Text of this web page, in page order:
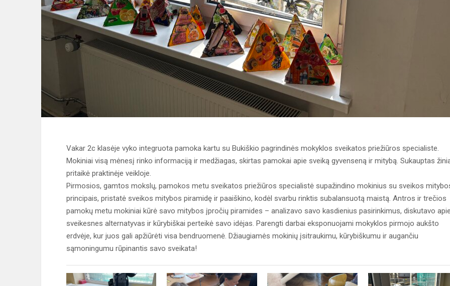
Vakar 2c klasėje vyko integruota pamoka kartu su Bukiškio pagrindinės mokyklos sveikatos priežiūros specialiste.
Mokiniai visą mėnesį rinko informaciją ir medžiagas, skirtas pamokai apie sveiką gyvenseną ir mitybą. Sukauptas
pritaikė praktinėje veikloje.
Pirmosios, gamtos mokslų, pamokos metu sveikatos priežiūros specialistė supažindino mokinius su sveikos
principais, pristatė sveikos mitybos piramidę ir paaiškino, kodėl svarbu rinktis subalansuotą maistą. Antros ir trečios
pamokų metu mokiniai kūrė savo mitybos įpročių piramides – analizavo savo kasdienius pasirinkimus, diskutavo
sveikesnes alternatyvas ir kūrybiškai perteikė savo idėjas. Parengti darbai eksponuojami mokyklos pirmojo aukšto
erdvėje, kur juos gali apžiūrėti visa bendruomenė. Džiaugiamės mokinių įsitraukimu, kūrybiškumu ir augančiu
sąmoningumu rūpinantis savo sveikata!